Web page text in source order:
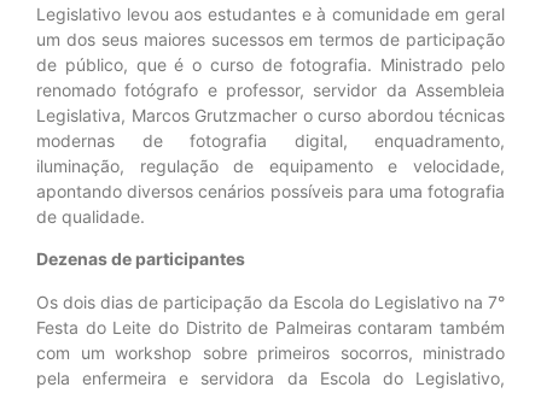
Legislativo levou aos estudantes e à comunidade em geral
um dos seus maiores sucessos em termos de participação
de público, que é o curso de fotografia. Ministrado pelo
renomado fotógrafo e professor, servidor da Assembleia
Legislativa, Marcos Grutzmacher o curso abordou técnicas
modernas de fotografia digital, enquadramento,
iluminação, regulação de equipamento e velocidade,
apontando diversos cenários possíveis para uma fotografia
de qualidade.
Dezenas de participantes
Os dois dias de participação da Escola do Legislativo na 7°
Festa do Leite do Distrito de Palmeiras contaram também
com um workshop sobre primeiros socorros, ministrado
pela enfermeira e servidora da Escola do Legislativo,